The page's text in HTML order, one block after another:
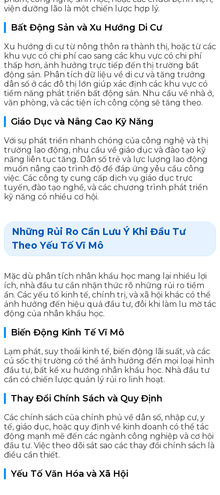
viện dưỡng lão là một chiến lược hợp lý.
Bất Động Sản và Xu Hướng Di Cư
Xu hướng di cư từ nông thôn ra thành thị, hoặc từ các
khu vực có chi phí cao sang các khu vực có chi phí
thấp hơn, ảnh hưởng trực tiếp đến thị trường bất
động sản. Phân tích dữ liệu về di cư và tăng trưởng
dân số ở các đô thị lớn giúp xác định các khu vực có
tiềm năng phát triển bất động sản. Nhu cầu về nhà ở,
văn phòng, và các tiện ích công cộng sẽ tăng theo.
Giáo Dục và Nâng Cao Kỹ Năng
Với sự phát triển nhanh chóng của công nghệ và thị
trường lao động, nhu cầu về giáo dục và đào tạo kỹ
năng liên tục tăng. Dân số trẻ và lực lượng lao động
muốn nâng cao trình độ để đáp ứng yêu cầu công
việc. Các công ty cung cấp dịch vụ giáo dục trực
tuyến, đào tạo nghề, và các chương trình phát triển
kỹ năng có nhiều cơ hội.
Những Rủi Ro Cần Lưu Ý Khi Đầu Tư
Theo Yếu Tố Vĩ Mô
Mặc dù phân tích nhân khẩu học mang lại nhiều lợi
ích, nhà đầu tư cần nhận thức rõ những rủi ro tiềm
ẩn. Các yếu tố kinh tế, chính trị, và xã hội khác có thể
ảnh hưởng đến hiệu quả đầu tư, đôi khi làm lu mờ tác
động của nhân khẩu học.
Biến Động Kinh Tế Vĩ Mô
Lạm phát, suy thoái kinh tế, biến động lãi suất, và các
cú sốc thị trường có thể ảnh hưởng đến mọi loại hình
đầu tư, bất kể xu hướng nhân khẩu học. Nhà đầu tư
cần có chiến lược quản lý rủi ro linh hoạt.
Thay Đổi Chính Sách và Quy Định
Các chính sách của chính phủ về dân số, nhập cư, y
tế, giáo dục, hoặc quy định về kinh doanh có thể tác
động mạnh mẽ đến các ngành công nghiệp và cơ hội
đầu tư. Việc theo dõi sát sao các thay đổi chính sách là
điều cần thiết.
Yếu Tố Văn Hóa và Xã Hội